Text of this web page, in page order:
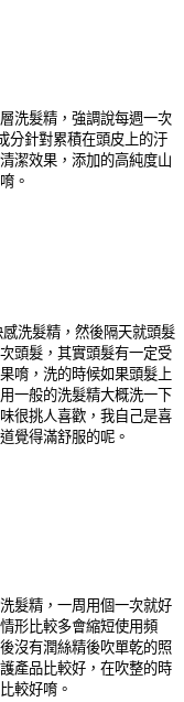
洗髮精，強調說每週一次
分針對累積在頭皮上的汙
潔效果，添加的高純度山
。
洗髮精，然後隔天就頭髮
頭髮，其實頭髮有一定受
唷，洗的時候如果頭髮上
一般的洗髮精大概洗一下
很挑人喜歡，我自己是喜
覺得滿舒服的呢。
髮精，一周用個一次就好
形比較多會縮短使用頻
沒有潤絲精後吹單乾的照
產品比較好，在吹整的時
較好唷。